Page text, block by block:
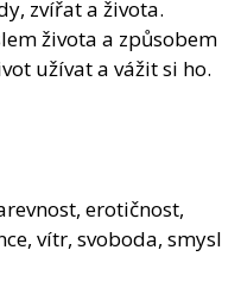
zvířat a života.
života a způsobem
užívat a vážit si ho.
erotičnost,
vítr, svoboda, smysl